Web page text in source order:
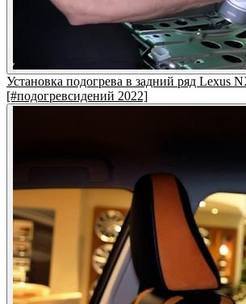
Установка подогрева в задний ряд Lexus
[#подогревсидений 2022]